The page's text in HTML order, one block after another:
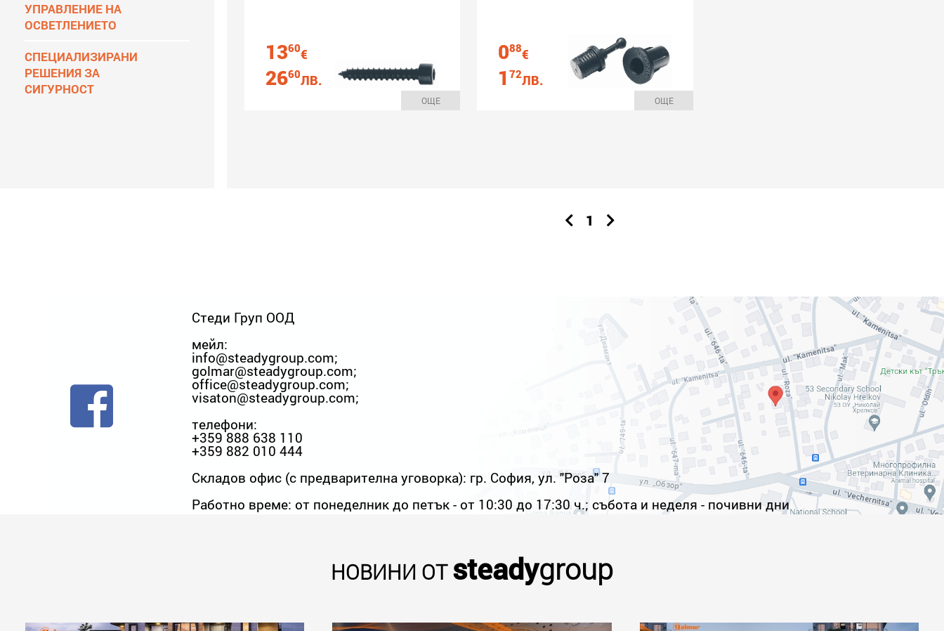
УПРАВЛЕНИЕ НА
ОСВЕТЛЕНИЕТО
СПЕЦИАЛИЗИРАНИ
РЕШЕНИЯ ЗА
СИГУРНОСТ
1360€
2660ЛВ.
ОЩЕ
088€
172ЛВ.
ОЩЕ
1
Стеди Груп ООД
мейл:
info@steadygroup.com;
golmar@steadygroup.com;
office@steadygroup.com;
visaton@steadygroup.com;
телефони:
+359 888 638 110
+359 882 010 444
Складов офис (с предварителна уговорка): гр. София, ул. "Роза" 7
Работно време: от понеделник до петък - от 10:30 до 17:30 ч.; събота и неделя - почивни дни
НОВИНИ ОТsteadygroup